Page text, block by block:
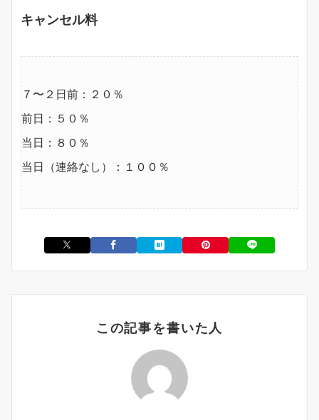
キャンセル料
７〜２日前：２０％
前日：５０％
当日：８０％
当日（連絡なし）：１００％
この記事を書いた人